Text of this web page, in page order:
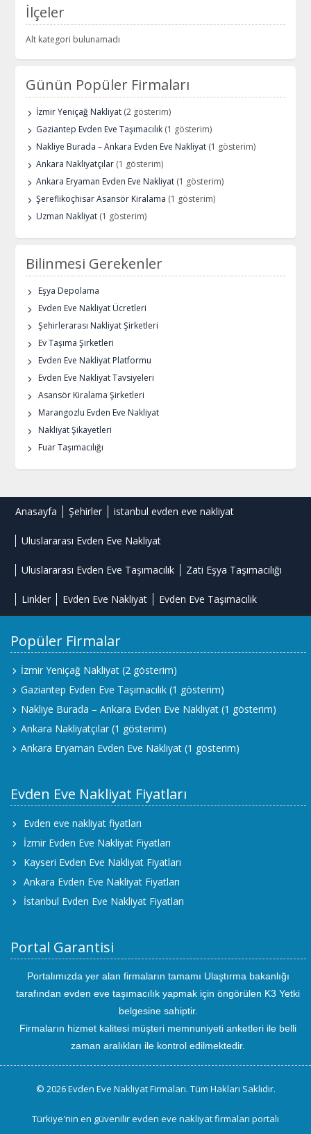
İlçeler
Alt kategori bulunamadı
Günün Popüler Firmaları
İzmir Yeniçağ Nakliyat (2 gösterim)
Gaziantep Evden Eve Taşımacılık (1 gösterim)
Nakliye Burada – Ankara Evden Eve Nakliyat (1 gösterim)
Ankara Nakliyatçılar (1 gösterim)
Ankara Eryaman Evden Eve Nakliyat (1 gösterim)
Şereflikoçhisar Asansör Kiralama (1 gösterim)
Uzman Nakliyat (1 gösterim)
Bilinmesi Gerekenler
Eşya Depolama
Evden Eve Nakliyat Ücretleri
Şehirlerarası Nakliyat Şirketleri
Ev Taşıma Şirketleri
Evden Eve Nakliyat Platformu
Evden Eve Nakliyat Tavsiyeleri
Asansör Kiralama Şirketleri
Marangozlu Evden Eve Nakliyat
Nakliyat Şikayetleri
Fuar Taşımacılığı
Anasayfa Şehirler istanbul evden eve nakliyat
Uluslararası Evden Eve Nakliyat
Uluslararası Evden Eve Taşımacılık Zati Eşya Taşımacılığı
Linkler Evden Eve Nakliyat Evden Eve Taşımacılık
Popüler Firmalar
İzmir Yeniçağ Nakliyat (2 gösterim)
Gaziantep Evden Eve Taşımacılık (1 gösterim)
Nakliye Burada – Ankara Evden Eve Nakliyat (1 gösterim)
Ankara Nakliyatçılar (1 gösterim)
Ankara Eryaman Evden Eve Nakliyat (1 gösterim)
Evden Eve Nakliyat Fiyatları
Evden eve nakliyat fiyatları
İzmir Evden Eve Nakliyat Fiyatları
Kayseri Evden Eve Nakliyat Fiyatları
Ankara Evden Eve Nakliyat Fiyatları
İstanbul Evden Eve Nakliyat Fiyatları
Portal Garantisi
Portalımızda yer alan firmaların tamamı Ulaştırma bakanlığı
tarafından evden eve taşımacılık yapmak için öngörülen K3 Yetki
belgesine sahiptir.
Firmaların hizmet kalitesi müşteri memnuniyeti anketleri ile belli
zaman aralıkları ile kontrol edilmektedir.
© 2026 Evden Eve Nakliyat Firmaları. Tüm Hakları Saklıdır.
Türkiye'nin en güvenilir evden eve nakliyat firmaları portalı